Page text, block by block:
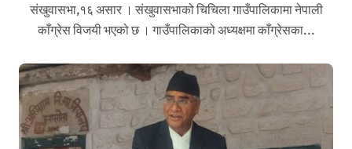
संखुवासभा,१६ असार । संखुवासभाको चिचिला गाउँपालिकामा नेपाली
काँग्रेस विजयी भएको छ । गाउँपालिकाको अध्यक्षमा काँग्रेसका...